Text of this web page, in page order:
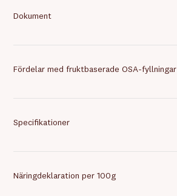
Dokument
Fördelar med fruktbaserade OSA-fyllningar
Specifikationer
Näringdeklaration per 100g